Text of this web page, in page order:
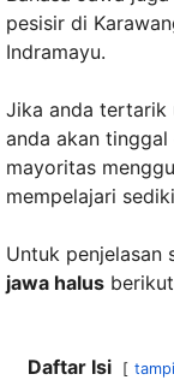
pesisir di
Indramayu.
Jika anda tertarik
anda akan
mayoritas
mempelajari
Untuk penjelasan
jawa halus
Daftar Isi